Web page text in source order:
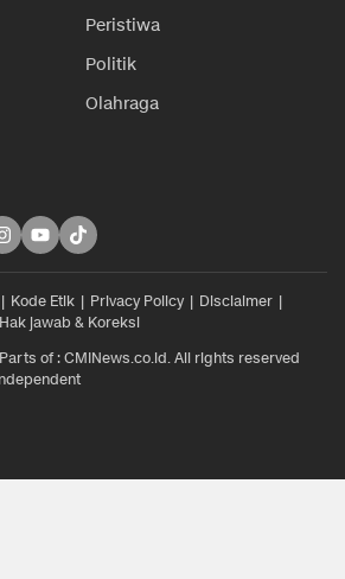
Peristiwa
Politik
Olahraga
Kode Etik Privacy Policy
Disclaimer
Hak jawab & Koreksi
of : CMINews.co.id. All rights reserved